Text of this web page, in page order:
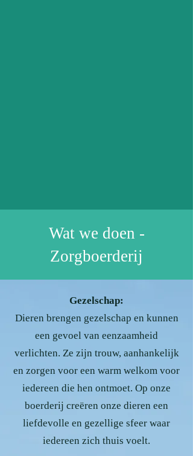
Wat we doen -
Zorgboerderij
Gezelschap:
Dieren brengen gezelschap en kunnen
een gevoel van eenzaamheid
verlichten. Ze zijn trouw, aanhankelijk
en zorgen voor een warm welkom voor
iedereen die hen ontmoet. Op onze
boerderij creëren onze dieren een
liefdevolle en gezellige sfeer waar
iedereen zich thuis voelt.